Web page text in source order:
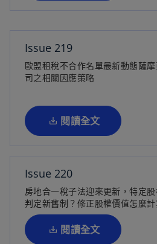
Issue 219
歐盟租稅不合作名單最新動態薩
司之相關因應策略
閱讀全文
在
新
籤
中
Issue 220
房地合一稅子法迎來更新，特定
判定新舊制？修正股權價值怎麼
閱讀全文
在
新
標
籤
中